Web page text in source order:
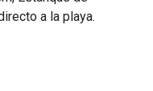
a la playa.